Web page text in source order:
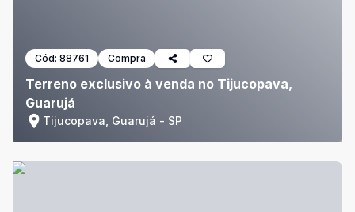
Cód: 88761 Compra
Terreno exclusivo à venda no Tijucopava,
Guarujá
Tijucopava, Guarujá - SP